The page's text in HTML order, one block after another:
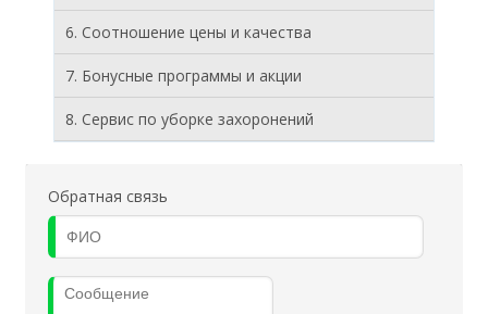
6. Соотношение цены и качества
7. Бонусные программы и акции
8. Cервис по уборке захоронений
Обратная связь